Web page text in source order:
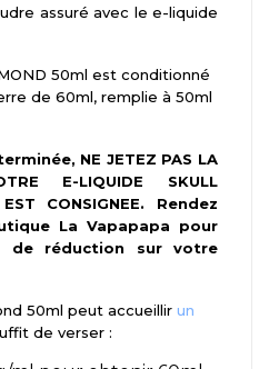
assuré avec le e-liquide
50ml est conditionné
de 60ml, remplie à 50ml
NE JETEZ PAS LA
E-LIQUIDE SKULL
CONSIGNEE. Rendez
La Vapapapa pour
de réduction sur votre
50ml peut accueillir un
de verser :